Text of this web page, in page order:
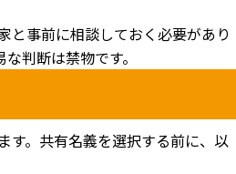
と事前に相談しておく必要があり
判断は禁物です。
す。共有名義を選択する前に、以